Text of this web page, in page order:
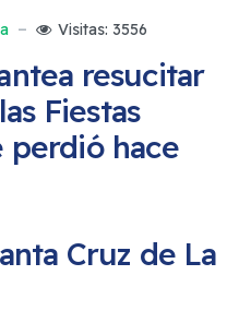
Visitas: 3556
resucitar
Fiestas
perdió hace
Cruz de La